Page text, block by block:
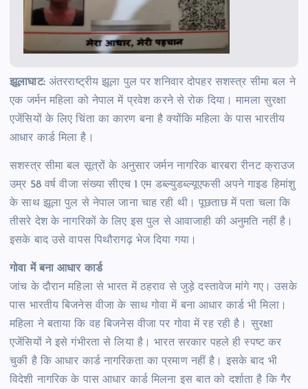
झूलाघाट:अंतरराष्ट्रीय झूला पुल पर शनिवार दोपहर सशस्त्र सीमा बल ने
एक जर्मन महिला को नेपाल में प्रवेश करने से रोक दिया। मामला सुरक्षा
एजेंसियों के लिए चिंता का कारण बना है क्योंकि महिला के पास भारतीय
आधार कार्ड मिला है।
सशस्त्र सीमा बल सूत्रों के अनुसार जर्मन नागरिक बारबरा रीनट क्राउज
उम्र 58 वर्ष वीजा संख्या सीएच 1 एम डब्ल्युडब्ल्यूएफसी अपने गाइड हिमांशु
के साथ झूला पुल से नेपाल जाना चाह रही थी। पूछताछ में पता चला कि
तीसरे देश के नागरिकों के लिए इस पुल से आवाजाही की अनुमति नहीं है।
इसके बाद उसे वापस पिथौरागढ़ भेज दिया गया।
गोवा में बना आधार कार्ड
जांच के दौरान महिला से भारत में ठहराव से जुड़े दस्तावेज मांगे गए। उसके
पास भारतीय बिजनेस वीजा के साथ गोवा में बना आधार कार्ड भी मिला।
महिला ने बताया कि वह बिजनेस वीजा पर गोवा में रह रही है। सुरक्षा
एजेंसियों ने इसे गंभीरता से लिया है। भारत सरकार पहले ही स्पष्ट कर
चुकी है कि आधार कार्ड नागरिकता का प्रमाण नहीं है। इसके बाद भी
विदेशी नागरिक के पास आधार कार्ड मिलना इस बात को दर्शाता है कि गैर